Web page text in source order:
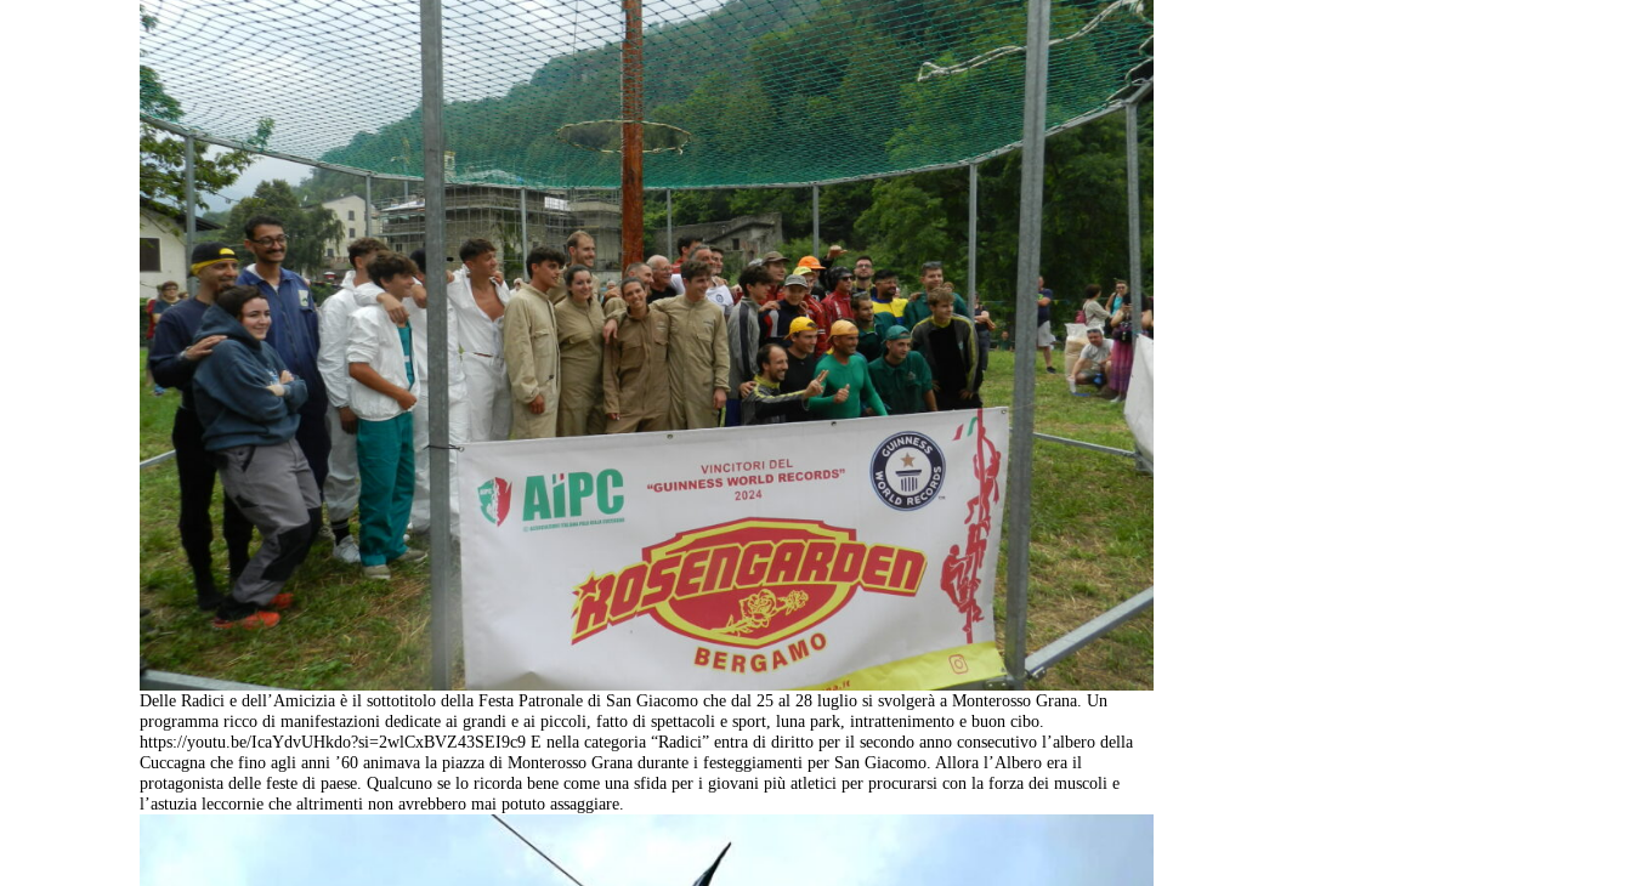
Delle Radici e dell’Amicizia è il sottotitolo della Festa Patronale di San Giacomo che dal 25 al 28 luglio si svolgerà a Monterosso Grana. Un
programma ricco di manifestazioni dedicate ai grandi e ai piccoli, fatto di spettacoli e sport, luna park, intrattenimento e buon cibo.
https://youtu.be/IcaYdvUHkdo?si=2wlCxBVZ43SEI9c9 E nella categoria “Radici” entra di diritto per il secondo anno consecutivo l’albero della
Cuccagna che fino agli anni ’60 animava la piazza di Monterosso Grana durante i festeggiamenti per San Giacomo. Allora l’Albero era il
protagonista delle feste di paese. Qualcuno se lo ricorda bene come una sfida per i giovani più atletici per procurarsi con la forza dei muscoli e
l’astuzia leccornie che altrimenti non avrebbero mai potuto assaggiare.